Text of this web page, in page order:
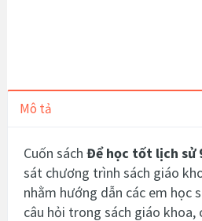
Mô tả
Cuốn sách Để học tốt lịch sử
sát chương trình sách giáo
nhằm hướng dẫn các em học
câu hỏi trong sách giáo khoa,